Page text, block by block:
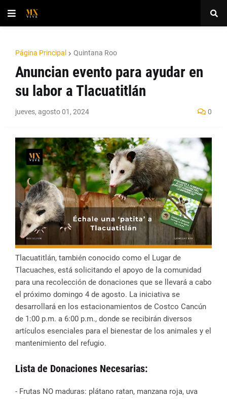
Página Principal Quintana Roo
Anuncian evento para ayudar en
su labor a Tlacuatitlán
jueves, agosto 01, 2024 0
Tlacuatitlán, también conocido como el Lugar de
Tlacuaches, está solicitando el apoyo de la comunidad
para una recolección de donaciones que se llevará a cabo
el próximo domingo 4 de agosto. La iniciativa se
desarrollará en los estacionamientos de Costco Cancún
de 1:00 p.m. a 6:00 p.m., donde se recibirán diversos
artículos esenciales para el bienestar de los animales y el
mantenimiento del refugio.
Lista de Donaciones Necesarias:
- Frutas NO maduras: plátano ratan, manzana roja, uva